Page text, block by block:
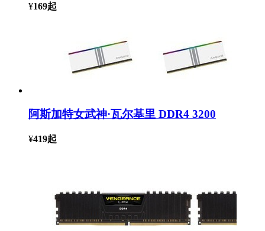
¥169起
阿斯加特女武神·瓦尔基里 DDR4 3200
¥419起